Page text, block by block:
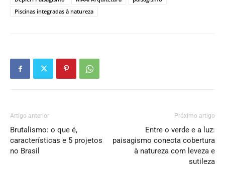
Piscinas integradas à natureza
Artigo anterior
Brutalismo: o que é,
características e 5 projetos
no Brasil
Próximo artigo
Entre o verde e a luz:
paisagismo conecta cobertura
à natureza com leveza e
sutileza